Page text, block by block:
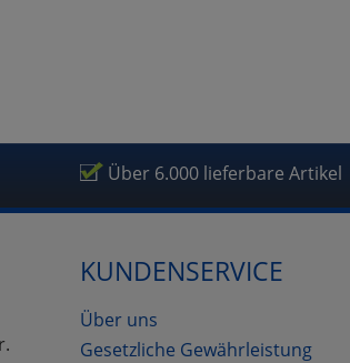
Über 6.000 lieferbare Artikel
KUNDENSERVICE
Über uns
Gesetzliche Gewährleistung
Cookies
Einstellungen speichern
zurückzu Haupptseite Zustimmung